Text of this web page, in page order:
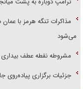
مذاکرات تنگه هرمز با
می‌شود
مشروطه نقطه عطف بیداری
جزئیات برگزاری پیاده‌روی